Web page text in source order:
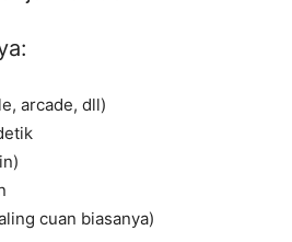
arcade, dll)
cuan biasanya)